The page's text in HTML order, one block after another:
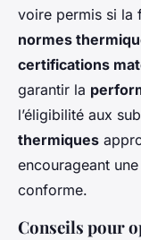
voire permis si la
normes
certifications
garantir la
l’éligibilité aux
thermiques
encourageant une
conforme.
Conseils pour